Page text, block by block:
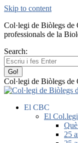
Skip to content
Col·legi de Biòlegs de
professionals de la
Search:
Col·legi de Biòlegs de
El CBC
El Col.legi
25